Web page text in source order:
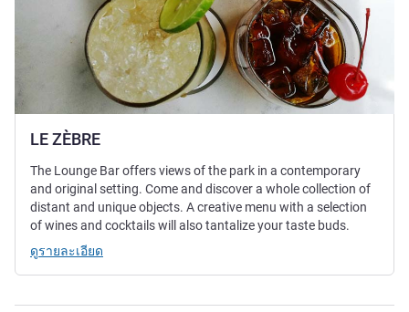
LE ZÈBRE
The Lounge Bar offers views of the park in a contemporary
and original setting. Come and discover a whole collection of
distant and unique objects. A creative menu with a selection
of wines and cocktails will also tantalize your taste buds.
ดูรายละเอียด